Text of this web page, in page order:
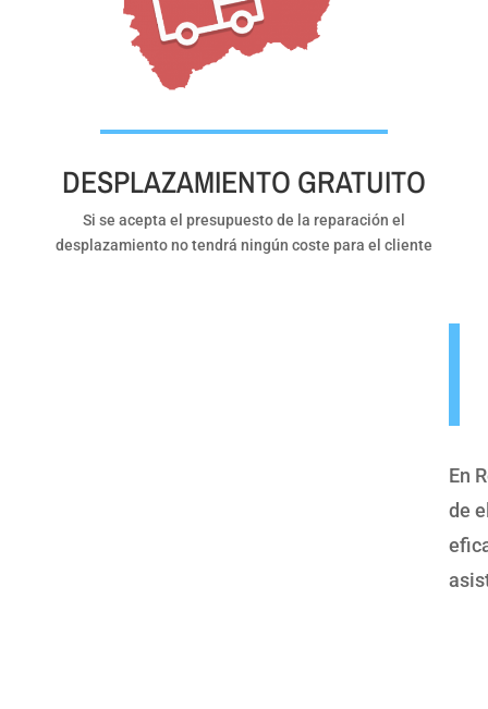
DESPLAZAMIENTO GRATUITO
Si se acepta el presupuesto de la reparación el
desplazamiento no tendrá ningún coste para el cliente
En
de